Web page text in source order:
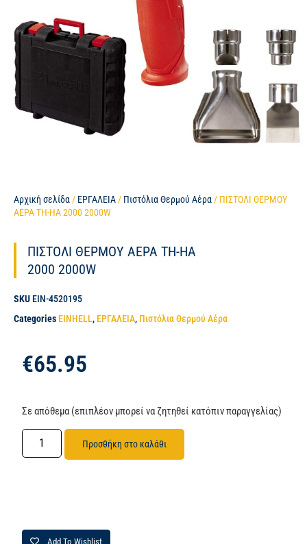
Αρχική σελίδα / ΕΡΓΑΛΕΙΑ / Πιστόλια Θερμού Αέρα / ΠΙΣΤΟΛΙ ΘΕΡΜΟΥ
ΑΕΡΑ TH-HA 2000 2000W
ΠΙΣΤΟΛΙ ΘΕΡΜΟΥ ΑΕΡΑ TH-HA
2000 2000W
SKU EIN-4520195
Categories EINHELL, ΕΡΓΑΛΕΙΑ, Πιστόλια Θερμού Αέρα
€65.95
Σε απόθεμα (επιπλέον μπορεί να ζητηθεί κατόπιν παραγγελίας)
Προσθήκη στο καλάθι
Add To Wishlist